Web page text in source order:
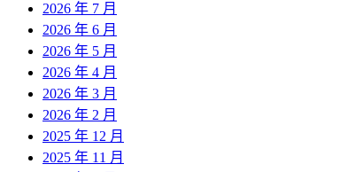
2026 年 7 月
2026 年 6 月
2026 年 5 月
2026 年 4 月
2026 年 3 月
2026 年 2 月
2025 年 12 月
2025 年 11 月